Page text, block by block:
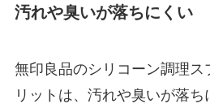
汚れや臭いが落ちにくい
無印良品のシリコーン調理ス
リットは、汚れや臭いが落